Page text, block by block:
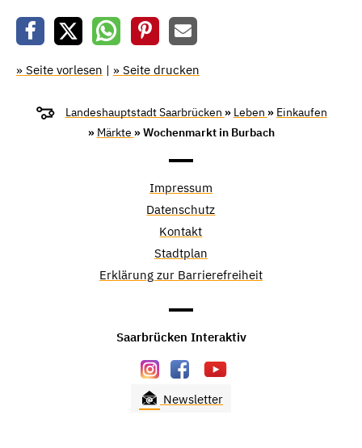
» Seite vorlesen | » Seite drucken
Landeshauptstadt Saarbrücken » Leben » Einkaufen
» Märkte » Wochenmarkt in Burbach
Impressum
Datenschutz
Kontakt
Stadtplan
Erklärung zur Barrierefreiheit
Saarbrücken Interaktiv
Newsletter